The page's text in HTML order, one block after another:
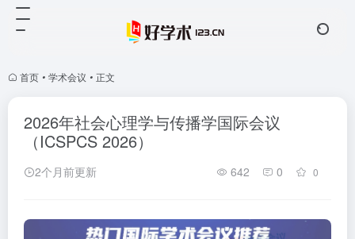
首页 • 学术会议 • 正文
2026年社会心理学与传播学国际会议
（ICSPCS 2026）
2个月前更新 642 0 0